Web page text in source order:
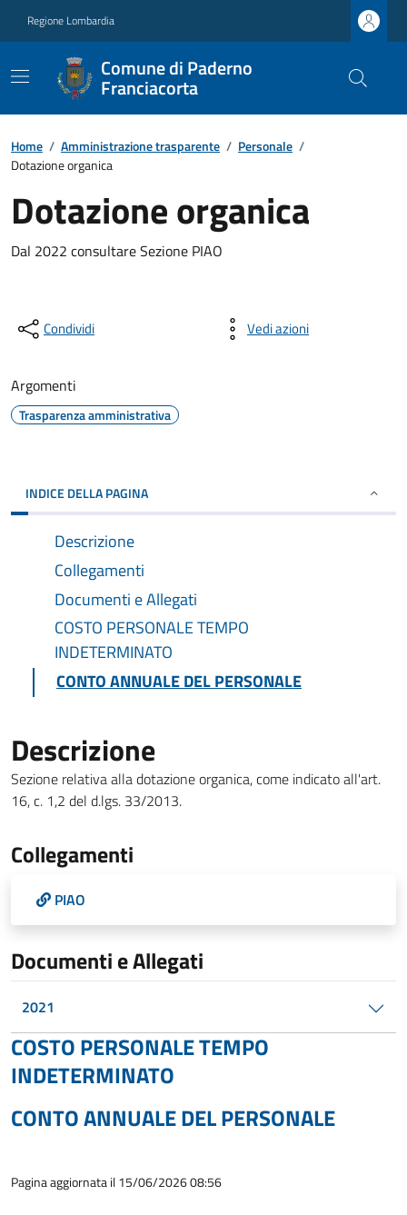
Regione Lombardia
Comune di Paderno
Franciacorta
Home / Amministrazione trasparente / Personale /
Dotazione organica
Dotazione organica
Dal 2022 consultare Sezione PIAO
Condividi Vedi azioni
Argomenti
Trasparenza amministrativa
INDICE DELLA PAGINA
Descrizione
Collegamenti
Documenti e Allegati
COSTO PERSONALE TEMPO
INDETERMINATO
CONTO ANNUALE DEL PERSONALE
Descrizione
Sezione relativa alla dotazione organica, come indicato all'art.
16, c. 1,2 del d.lgs. 33/2013.
Collegamenti
PIAO
Documenti e Allegati
2021
COSTO PERSONALE TEMPO
INDETERMINATO
CONTO ANNUALE DEL PERSONALE
Pagina aggiornata il 15/06/2026 08:56